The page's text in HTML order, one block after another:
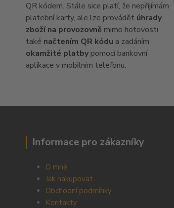
QR kódem. Stále sice platí, že nepřijímám
platební karty, ale lze provádět úhrady
zboží na provozovně mimo hotovosti
také načtením QR kódu a zadáním
okamžité platby pomocí bankovní
aplikace v mobilním telefonu.
Informace pro zákazníky
O mně
Jak nakupovat
Obchodní podmínky
Kontakty